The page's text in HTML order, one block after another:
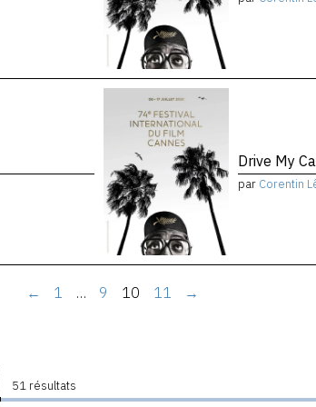
Drive My
par Corentin
← 1 … 9 10 11 →
51 résultats